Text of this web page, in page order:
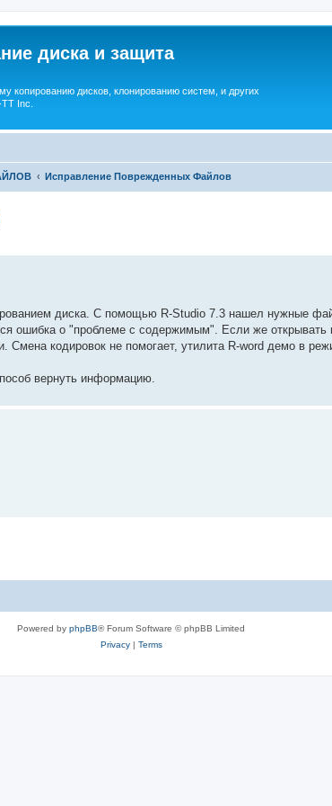
диска и защита
копированию дисков, клонированию систем, и других
Inc.
Исправление Поврежденных Файлов
диска. С помощью R-Studio 7.3 нашел нужные
ошибка о "проблеме с содержимым". Если же
кодировок не помогает, утилита R-word демо в
вернуть информацию.
Powered by phpBB® Forum Software © phpBB Limited
Privacy| Terms